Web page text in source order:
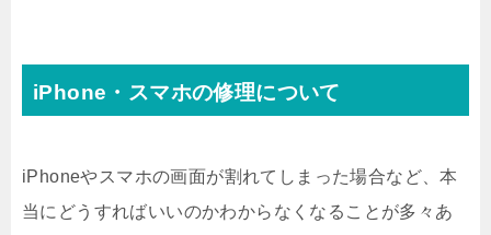
iPhone・スマホの修理について
iPhoneやスマホの画面が割れてしまった場合など、本
当にどうすればいいのかわからなくなることが多々あ